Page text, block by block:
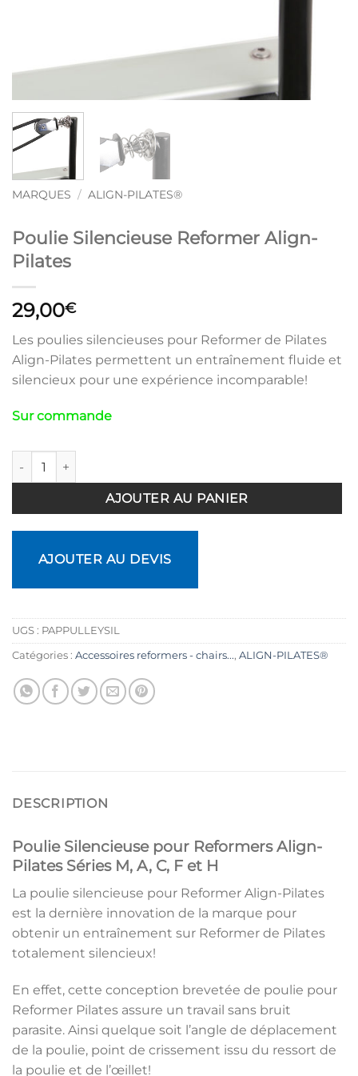
MARQUES / ALIGN-PILATES®
Poulie Silencieuse Reformer Align-
Pilates
29,00€
Les poulies silencieuses pour Reformer de Pilates
Align-Pilates permettent un entraînement fluide et
silencieux pour une expérience incomparable!
Sur commande
quantité de Poulie Silencieuse Reformer Align-Pilates
AJOUTER AU PANIER
AJOUTER AU DEVIS
UGS : PAPPULLEYSIL
Catégories : Accessoires reformers - chairs..., ALIGN-PILATES®
DESCRIPTION
Poulie Silencieuse pour Reformers Align-
Pilates Séries M, A, C, F et H
La poulie silencieuse pour Reformer Align-Pilates
est la dernière innovation de la marque pour
obtenir un entraînement sur Reformer de Pilates
totalement silencieux!
En effet, cette conception brevetée de poulie pour
Reformer Pilates assure un travail sans bruit
parasite. Ainsi quelque soit l’angle de déplacement
de la poulie, point de crissement issu du ressort de
la poulie et de l’œillet!